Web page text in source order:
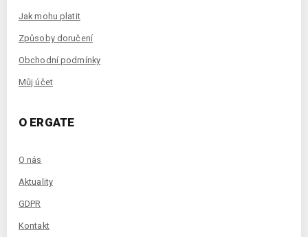
Jak mohu platit
Způsoby doručení
Obchodní podmínky
Můj účet
O ERGATE
O nás
Aktuality
GDPR
Kontakt